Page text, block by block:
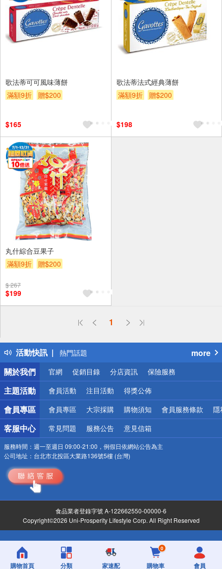
歌法蒂可可風味薄餅
滿額9折
贈$200
$165
歌法蒂法式經典薄餅
滿額9折
贈$200
$198
丸什綜合豆果子
滿額9折
贈$200
$ 267
$199
1
活動快訊
偏遠地區配送
得獎公告
熱門話題
銀行優惠
偏遠地區配送
詐騙網頁！請小心！
more
關於我們
官網 促銷目錄 分店資訊 保險服務
主題活動 會員活動 注目活動 得獎公佈
會員專區 會員專區 大宗採購 購物須知 會員服務條款 隱
客服中心 常見問題 服務公告 意見信箱
服務時間： 週一至週日 09:00-21:00，例假日依網站公告為主
公司地址： 台北市北投區大業路136號5樓 (台灣)
食品業者登錄字號 A-122662550-00000-6
Copyright©2026 Uni-Prosperity Lifestyle Corp. All Right Reserved
購物首頁 分類 家速配
0
購物車 會員